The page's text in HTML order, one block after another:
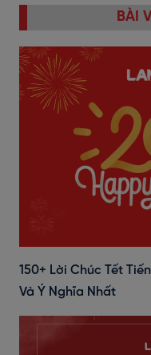
BÀI
150+ Lời Chúc Tết
Và Ý Nghĩa Nhất